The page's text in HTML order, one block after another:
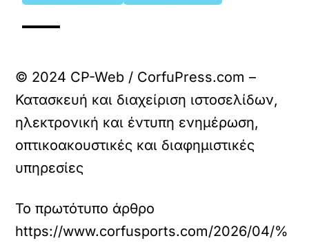
© 2024 CP-Web / CorfuPress.com –
Κατασκευή και διαχείριση ιστοσελίδων,
ηλεκτρονική και έντυπη ενημέρωση,
οπτικοακουστικές και διαφημιστικές
υπηρεσίες
Το πρωτότυπο άρθρο
https://www.corfusports.com/2026/04/%